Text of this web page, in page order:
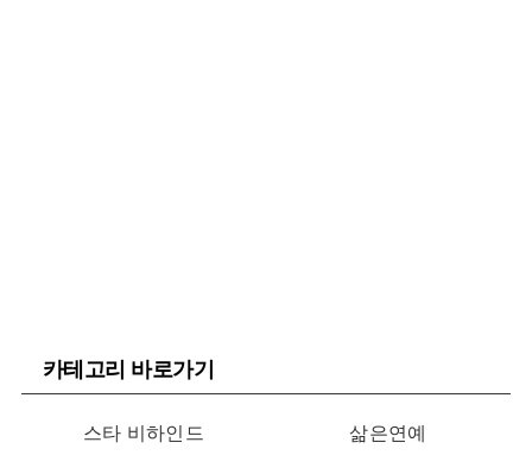
카테고리 바로가기
스타 비하인드 삶은연예